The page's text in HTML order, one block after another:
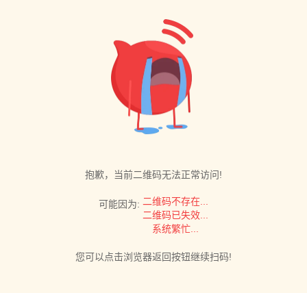
抱歉，当前二维码无法正常访问!
可能因为: 二维码不存在...
二维码已失效...
系统繁忙...
您可以点击浏览器返回按钮继续扫码!